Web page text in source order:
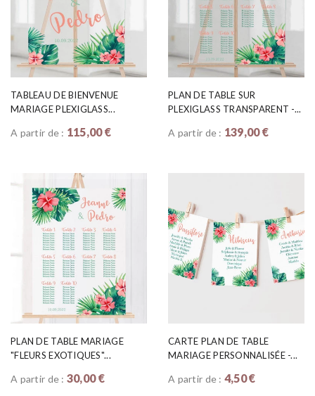
TABLEAU DE BIENVENUE
MARIAGE PLEXIGLASS...
A partir de : 115,00 €
PLAN DE TABLE SUR
PLEXIGLASS TRANSPARENT -...
A partir de : 139,00 €
PLAN DE TABLE MARIAGE
"FLEURS EXOTIQUES"...
A partir de : 30,00 €
CARTE PLAN DE TABLE
MARIAGE PERSONNALISÉE -...
A partir de : 4,50 €